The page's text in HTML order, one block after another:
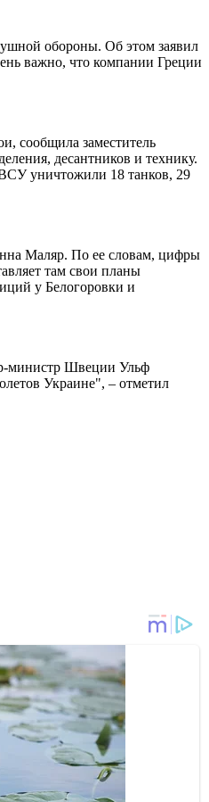
обороны. Об этом заявил
важно, что компании Греции
сообщила заместитель
десантников и технику.
уничтожили 18 танков, 29
Маляр. По ее словам, цифры
там свои планы
у Белогоровки и
министр Швеции Ульф
Украине", – отметил